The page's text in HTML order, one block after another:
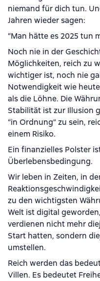
niemand für dich tun.
Jahren wieder sagen:
“Man hätte es 2025 tun
Noch nie in der
Möglichkeiten, reich zu
wichtiger ist, noch nie
Notwendigkeit wie
als die Löhne. Die
Stabilität ist zur Illusion
“in Ordnung” zu sein,
einem Risiko.
Ein finanzielles Polster
Überlebensbedingung.
Wir leben in Zeiten, in
zu den wichtigsten
Welt ist digital
verdienen nicht mehr
Start hatten, sondern
umstellen.
Reich werden das
Villen. Es bedeutet